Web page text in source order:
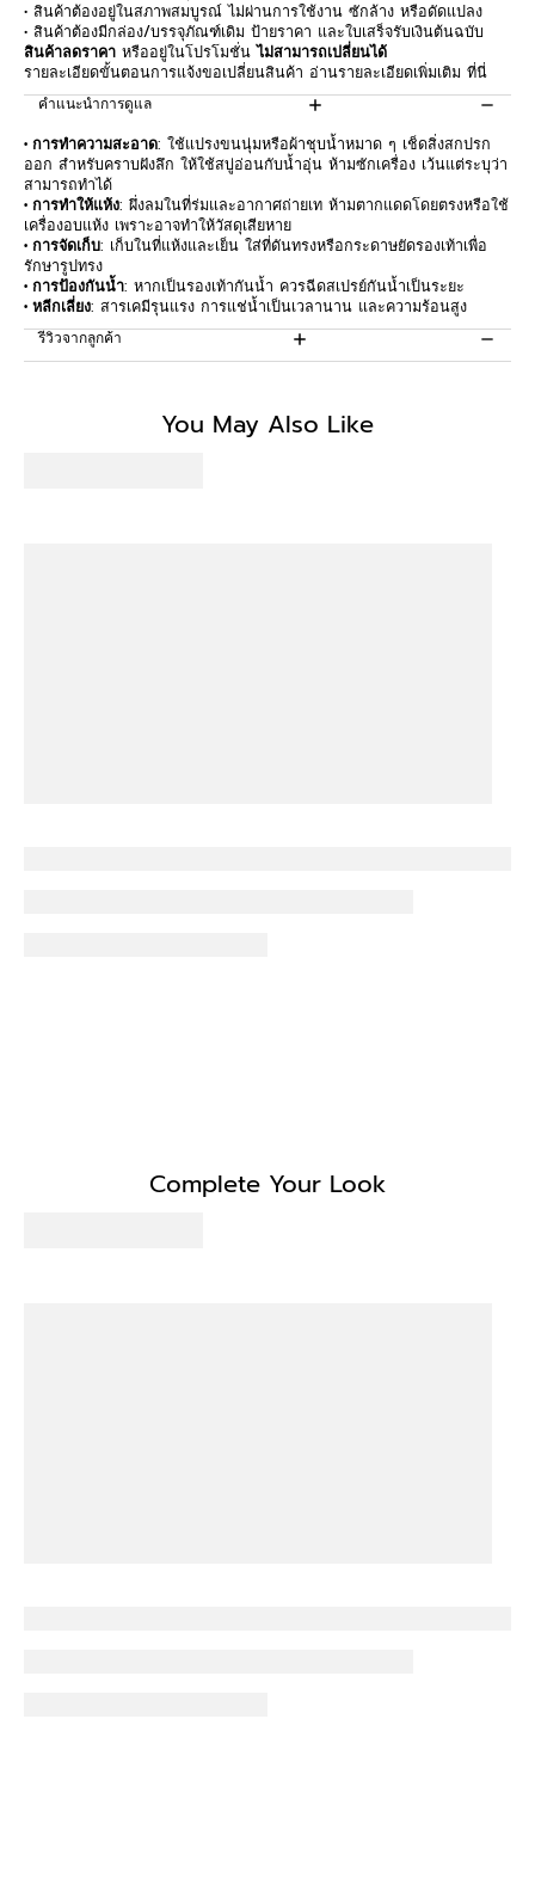
• สินค้าต้องอยู่ในสภาพสมบูรณ์ ไม่ผ่านการใช้งาน ซักล้าง หรือดัดแปลง
• สินค้าต้องมีกล่อง/บรรจุภัณฑ์เดิม ป้ายราคา และใบเสร็จรับเงินต้นฉบับ
สินค้าลดราคา หรืออยู่ในโปรโมชั่นไม่สามารถเปลี่ยนได้
รายละเอียดขั้นตอนการแจ้งขอเปลี่ยนสินค้า อ่านรายละเอียดเพิ่มเติม ที่นี่
คำแนะนำการดูแล
• การทำความสะอาด: ใช้แปรงขนนุ่มหรือผ้าชุบน้ำหมาด ๆ เช็ดสิ่งสกปรก
ออก สำหรับคราบฝังลึก ให้ใช้สบู่อ่อนกับน้ำอุ่น ห้ามซักเครื่อง เว้นแต่ระบุว่า
สามารถทำได้
• การทำให้แห้ง: ผึ่งลมในที่ร่มและอากาศถ่ายเท ห้ามตากแดดโดยตรงหรือใช้
เครื่องอบแห้ง เพราะอาจทำให้วัสดุเสียหาย
• การจัดเก็บ: เก็บในที่แห้งและเย็น ใส่ที่ดันทรงหรือกระดาษยัดรองเท้าเพื่อ
รักษารูปทรง
• การป้องกันน้ำ: หากเป็นรองเท้ากันน้ำ ควรฉีดสเปรย์กันน้ำเป็นระยะ
• หลีกเลี่ยง: สารเคมีรุนแรง การแช่น้ำเป็นเวลานาน และความร้อนสูง
รีวิวจากลูกค้า
You May Also Like
Complete Your Look